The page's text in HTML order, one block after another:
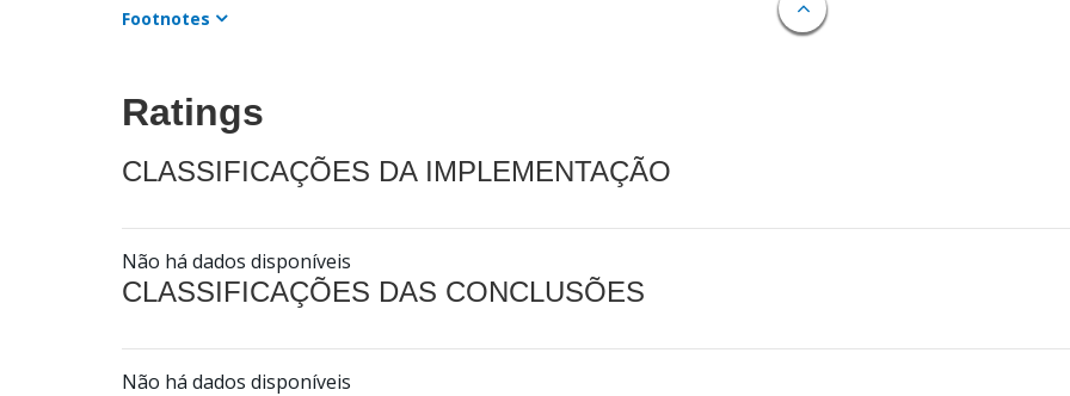
Footnotes
Ratings
CLASSIFICAÇÕES DA IMPLEMENTAÇÃO
Não há dados disponíveis
CLASSIFICAÇÕES DAS CONCLUSÕES
Não há dados disponíveis